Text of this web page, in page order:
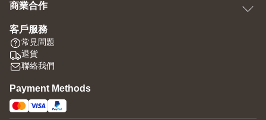
商業合作
客戶服務
常見問題
退貨
聯絡我們
Payment Methods